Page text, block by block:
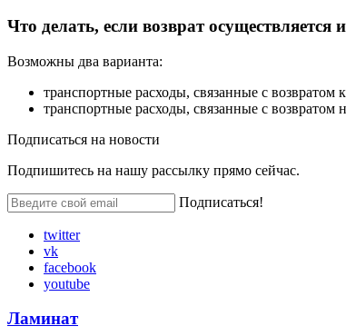
Что делать, если возврат осуществляется
Возможны два варианта:
транспортные расходы, связанные с возвратом
транспортные расходы, связанные с возвратом
Подписаться на новости
Подпишитесь на нашу рассылку прямо сейчас.
Подписаться!
twitter
vk
facebook
youtube
Ламинат